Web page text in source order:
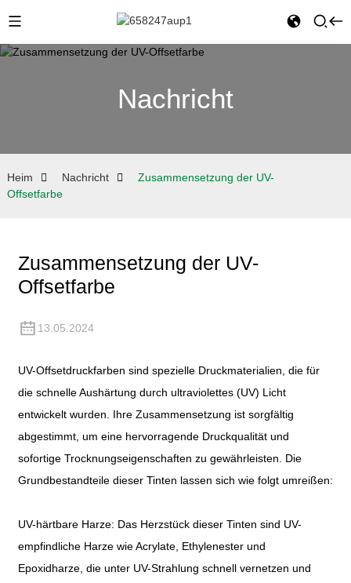
Nachricht
Heim Nachricht
Zusammensetzung der UV-
Offsetfarbe
Zusammensetzung der UV-
Offsetfarbe
13.05.2024
UV-Offsetdruckfarben sind spezielle Druckmaterialien, die für
die schnelle Aushärtung durch ultraviolettes (UV) Licht
entwickelt wurden. Ihre Zusammensetzung ist sorgfältig
abgestimmt, um eine hervorragende Druckqualität und
sofortige Trocknungseigenschaften zu gewährleisten. Die
Grundbestandteile dieser Tinten lassen sich wie folgt umreißen:
UV-härtbare Harze: Das Herzstück dieser Tinten sind UV-
empfindliche Harze wie Acrylate, Ethylenester und
Epoxidharze, die unter UV-Strahlung schnell vernetzen und